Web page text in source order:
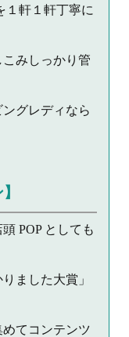
１軒１軒丁寧に
みしっかり管
グレディなら
POP としても
ました大賞」
てコンテンツ